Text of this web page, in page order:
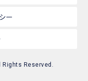
ー
Rights Reserved.